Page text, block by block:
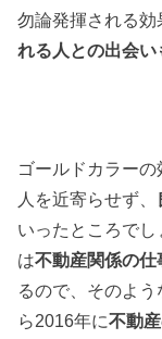
勿論発揮される
れる人との出会い
ゴールドカラー
人を近寄らせず、
いったところで
は不動産関係の
るので、そのよ
ら2016年に不動